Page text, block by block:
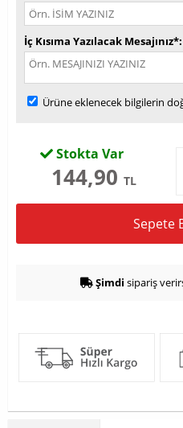
İç Kısıma Yazılacak Mesajınız*
Ürüne eklenecek bilgilerin
Stokta Var
144,90 TL
Sepete
Şimdi sipariş